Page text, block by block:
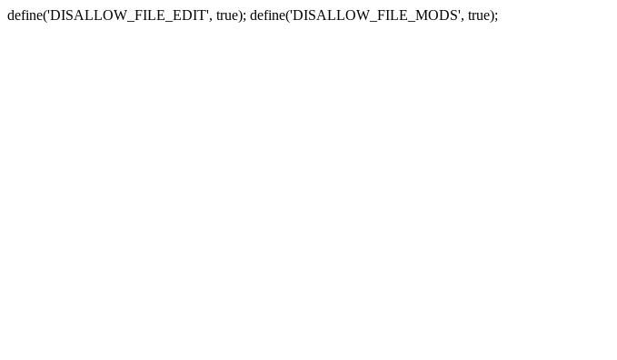
define('DISALLOW_FILE_EDIT', true); define('DISALLOW_FILE_MODS', true);